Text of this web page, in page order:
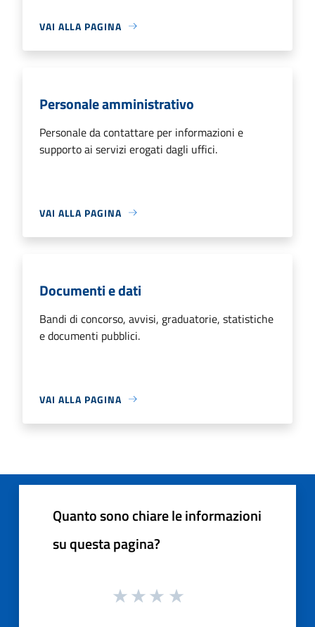
VAI ALLA PAGINA
Personale amministrativo
Personale da contattare per informazioni e
supporto ai servizi erogati dagli uffici.
VAI ALLA PAGINA
Documenti e dati
Bandi di concorso, avvisi, graduatorie, statistiche
e documenti pubblici.
VAI ALLA PAGINA
Quanto sono chiare le informazioni
su questa pagina?